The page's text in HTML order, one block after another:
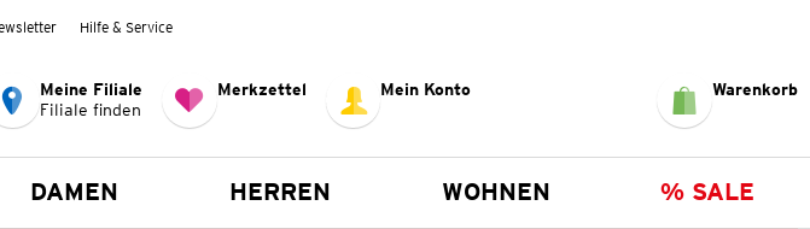
Hilfe & Service
Meine Filiale
Filiale finden
Merkzettel Mein Konto Warenkorb
DAMEN HERREN WOHNEN % SALE